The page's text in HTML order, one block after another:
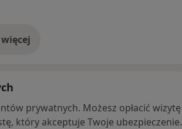
o adresie
prywatnych. Możesz opłacić wizytę
który akceptuje Twoje ubezpieczenie.